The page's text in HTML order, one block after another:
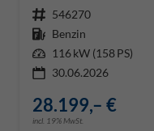
Fahrzeugnr. 546270
Kraftstoff Benzin
Leistung 116 kW (158 PS)
30.06.2026
28.199,– €
incl. 19% MwSt.